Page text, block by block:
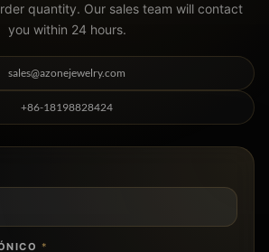
quantity. Our sales team will contact
you within 24 hours.
sales@azonejewelry.com
+86-18198828424
*